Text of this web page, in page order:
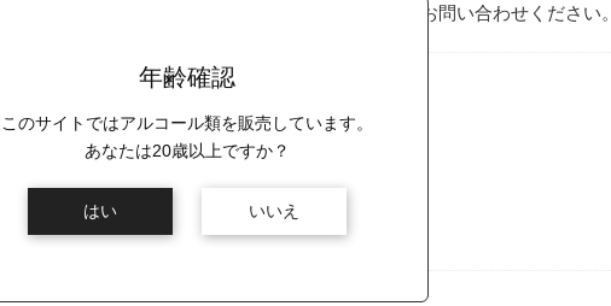
て確認されたい場合には問い合わせフォームよりお問い合わせください。
– クラカラ
年齢確認
このサイトではアルコール類を販売しています。
あなたは20歳以上ですか？
はい いいえ